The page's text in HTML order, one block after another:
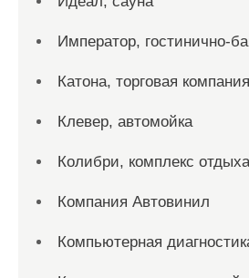
Император, гостинично-
Катона, торговая компания
Клевер, автомойка
Колибри, комплекс отдыха
Компания Автовинил
Компьютерная